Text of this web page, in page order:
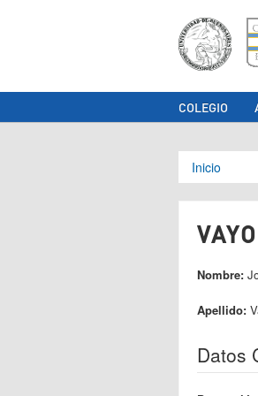
COLEGIO
Se
Inicio
Nombre:
Apellido:
Datos